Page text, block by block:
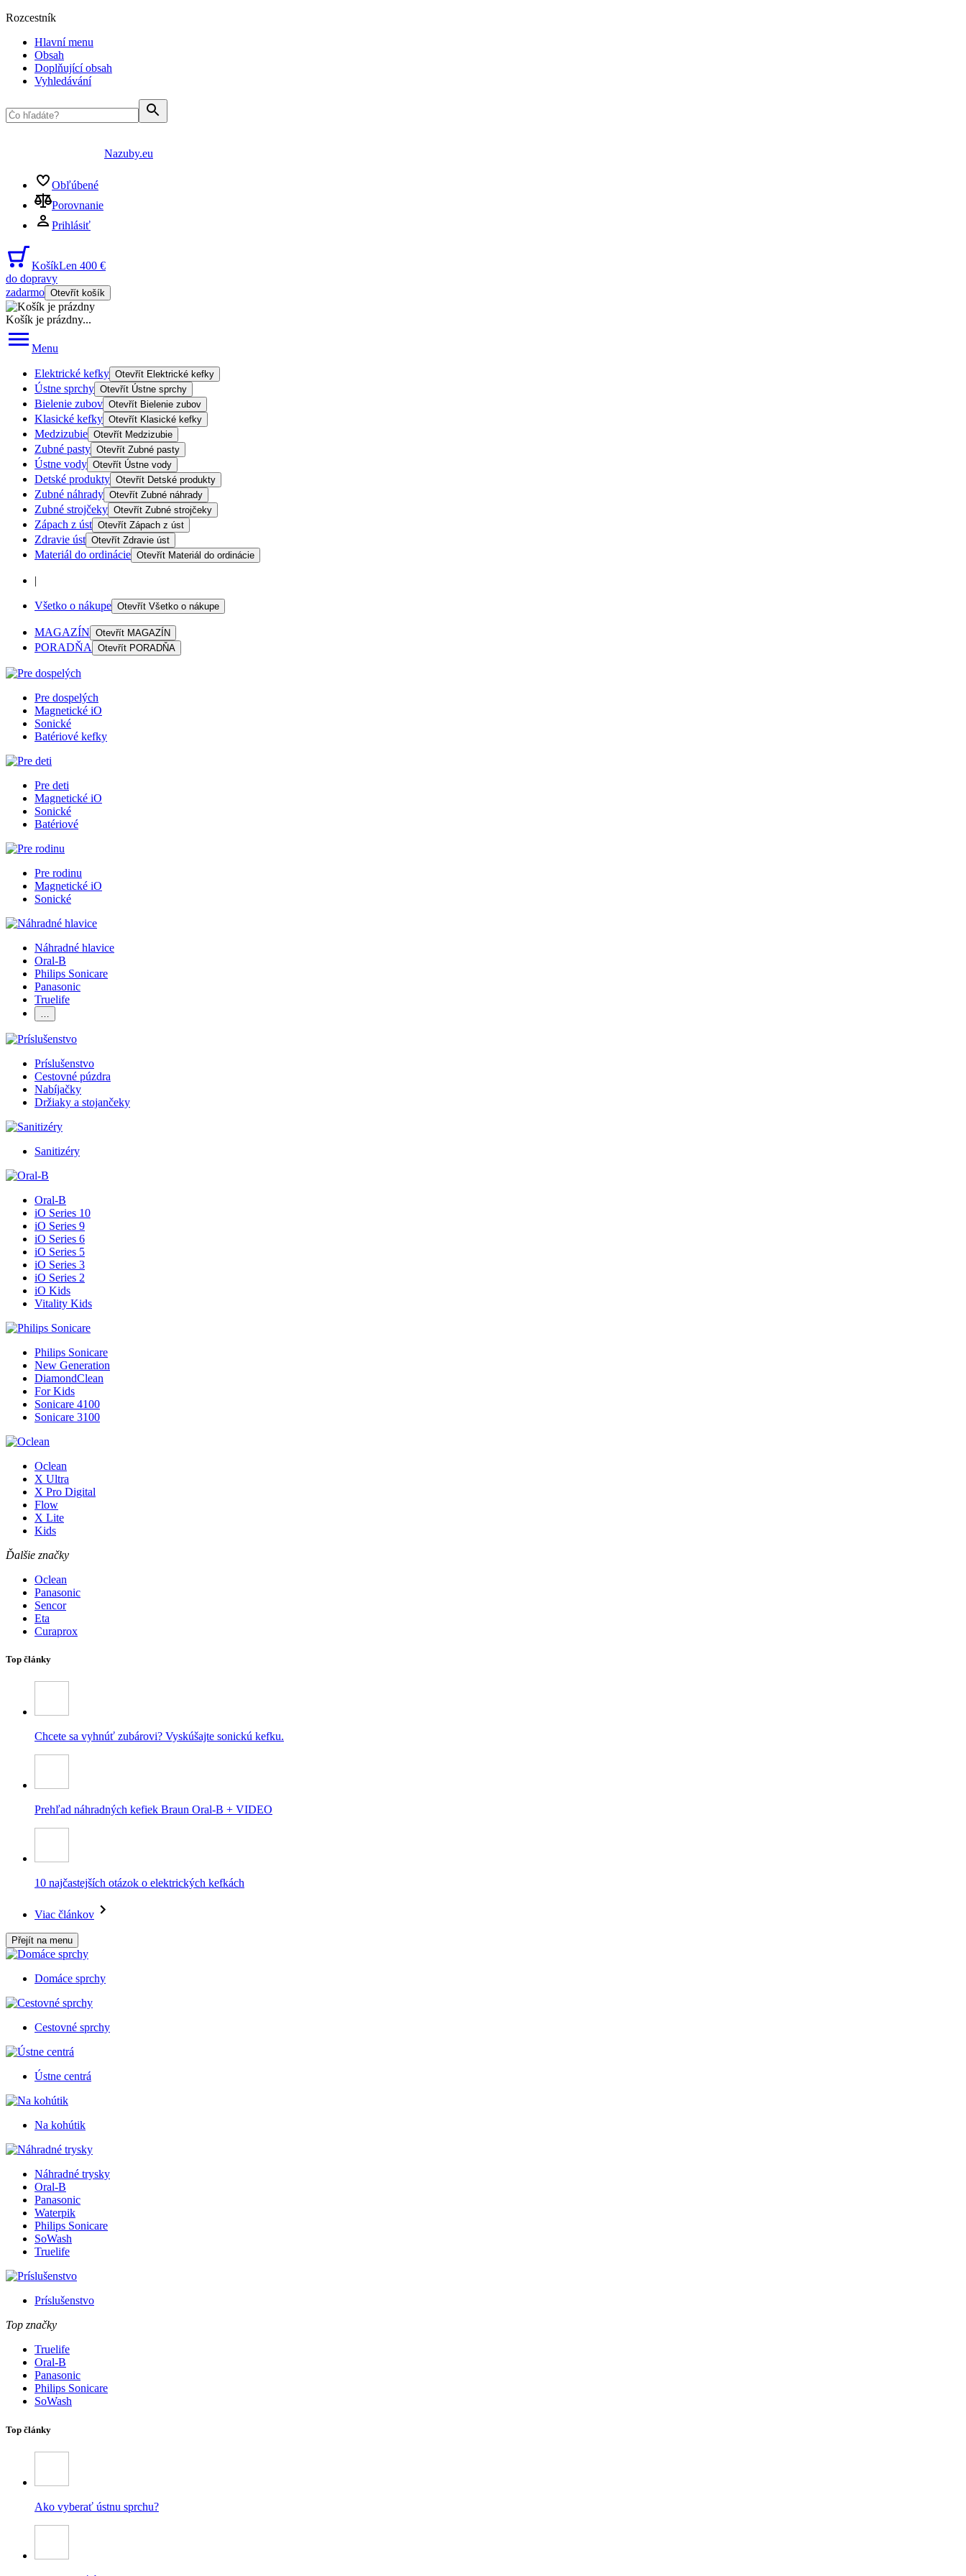
Rozcestník
Hlavní menu
Obsah
Doplňující obsah
Vyhledávání
Nazuby.eu
Obľúbené
Porovnanie
Prihlásiť
KošíkLen 400 €
do dopravy
zadarmo Otevřít košík
Košík je prázdny...
Menu
Elektrické kefky Otevřít Elektrické kefky
Ústne sprchy Otevřít Ústne sprchy
Bielenie zubov Otevřít Bielenie zubov
Klasické kefky Otevřít Klasické kefky
Medzizubie Otevřít Medzizubie
Zubné pasty Otevřít Zubné pasty
Ústne vody Otevřít Ústne vody
Detské produkty Otevřít Detské produkty
Zubné náhrady Otevřít Zubné náhrady
Zubné strojčeky Otevřít Zubné strojčeky
Zápach z úst Otevřít Zápach z úst
Zdravie úst Otevřít Zdravie úst
Materiál do ordinácie Otevřít Materiál do ordinácie
|
Všetko o nákupe Otevřít Všetko o nákupe
MAGAZÍN Otevřít MAGAZÍN
PORADŇA Otevřít PORADŇA
Pre dospelých
Magnetické iO
Sonické
Batériové kefky
Pre deti
Magnetické iO
Sonické
Batériové
Pre rodinu
Magnetické iO
Sonické
Náhradné hlavice
Oral-B
Philips Sonicare
Panasonic
Truelife
…
Príslušenstvo
Cestovné púzdra
Nabíjačky
Držiaky a stojančeky
Sanitizéry
Oral-B
iO Series 10
iO Series 9
iO Series 6
iO Series 5
iO Series 3
iO Series 2
iO Kids
Vitality Kids
Philips Sonicare
New Generation
DiamondClean
For Kids
Sonicare 4100
Sonicare 3100
Oclean
X Ultra
X Pro Digital
Flow
X Lite
Kids
Ďalšie značky
Oclean
Panasonic
Sencor
Eta
Curaprox
Top články
Chcete sa vyhnúť zubárovi? Vyskúšajte sonickú kefku.
Prehľad náhradných kefiek Braun Oral-B + VIDEO
10 najčastejších otázok o elektrických kefkách
Viac článkov
Přejít na menu
Domáce sprchy
Cestovné sprchy
Ústne centrá
Na kohútik
Náhradné trysky
Oral-B
Panasonic
Waterpik
Philips Sonicare
SoWash
Truelife
Príslušenstvo
Top značky
Truelife
Oral-B
Panasonic
Philips Sonicare
SoWash
Top články
Ako vyberať ústnu sprchu?